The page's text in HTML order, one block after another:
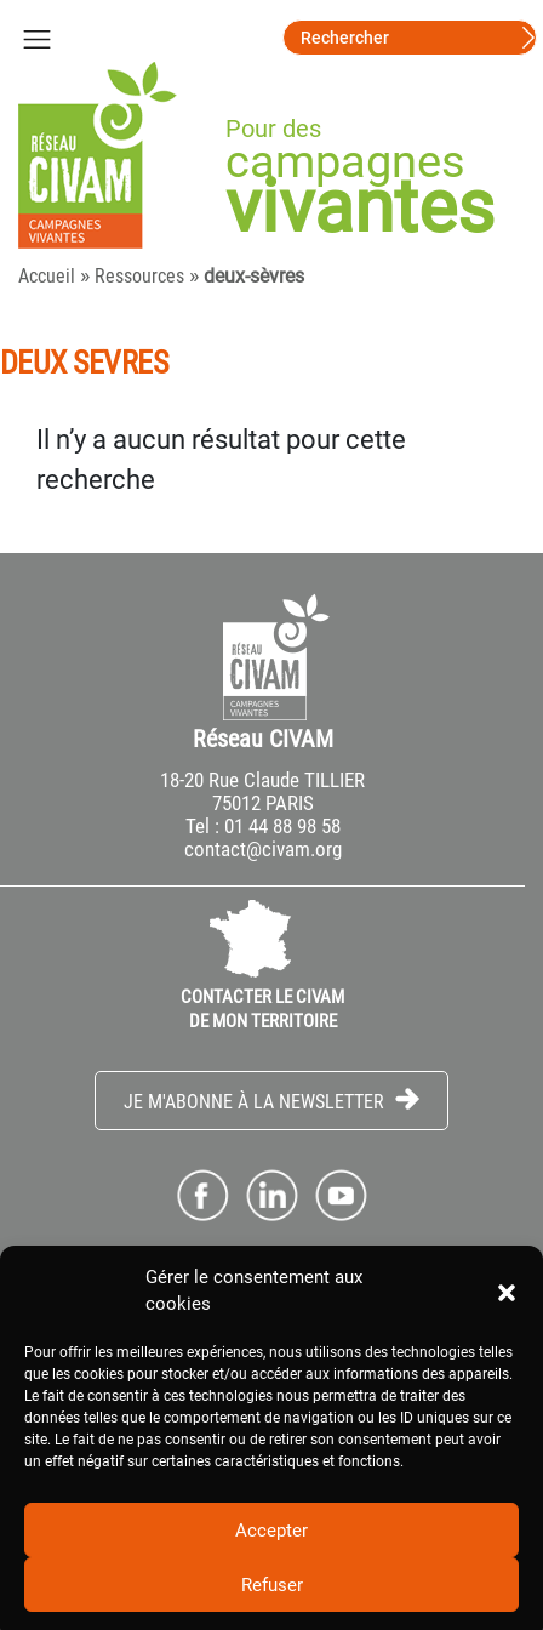
Gérer le consentement aux
cookies
Pour offrir les meilleures expériences, nous utilisons des technologies telles
que les cookies pour stocker et/ou accéder aux informations des appareils.
Le fait de consentir à ces technologies nous permettra de traiter des
données telles que le comportement de navigation ou les ID uniques sur ce
site. Le fait de ne pas consentir ou de retirer son consentement peut avoir
un effet négatif sur certaines caractéristiques et fonctions.
Accepter
Refuser
Pour des
campagnes
vivantes
Accueil » Ressources » deux-sèvres
DEUX SEVRES
Il n’y a aucun résultat pour cette
recherche
Réseau CIVAM
18-20 Rue Claude TILLIER
75012 PARIS
Tel : 01 44 88 98 58
contact@civam.org
CONTACTER LE CIVAM
DE MON TERRITOIRE
JE M'ABONNE À LA NEWSLETTER
ME CONNECTER
ESPACE PRESSE
MENTIONS LÉGALES